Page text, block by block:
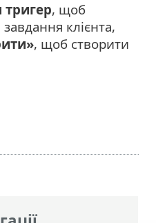
тригер, щоб
клієнта,
, щоб створити